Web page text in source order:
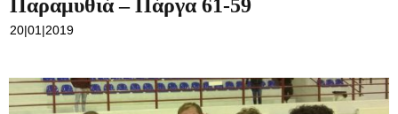
Παραμυθιά – Πάργα 61-59
20|01|2019